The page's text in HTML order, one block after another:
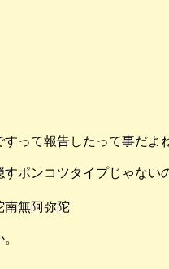
って報告したって事だよ
ポンコツタイプじゃな
南無阿弥陀